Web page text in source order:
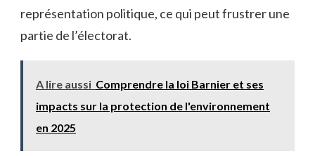
représentation politique, ce qui peut frustrer une
partie de l’électorat.
A lire aussi Comprendre la loi Barnier et ses
impacts sur la protection de l'environnement
en 2025